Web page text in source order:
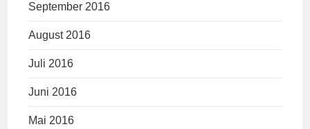
September 2016
August 2016
Juli 2016
Juni 2016
Mai 2016